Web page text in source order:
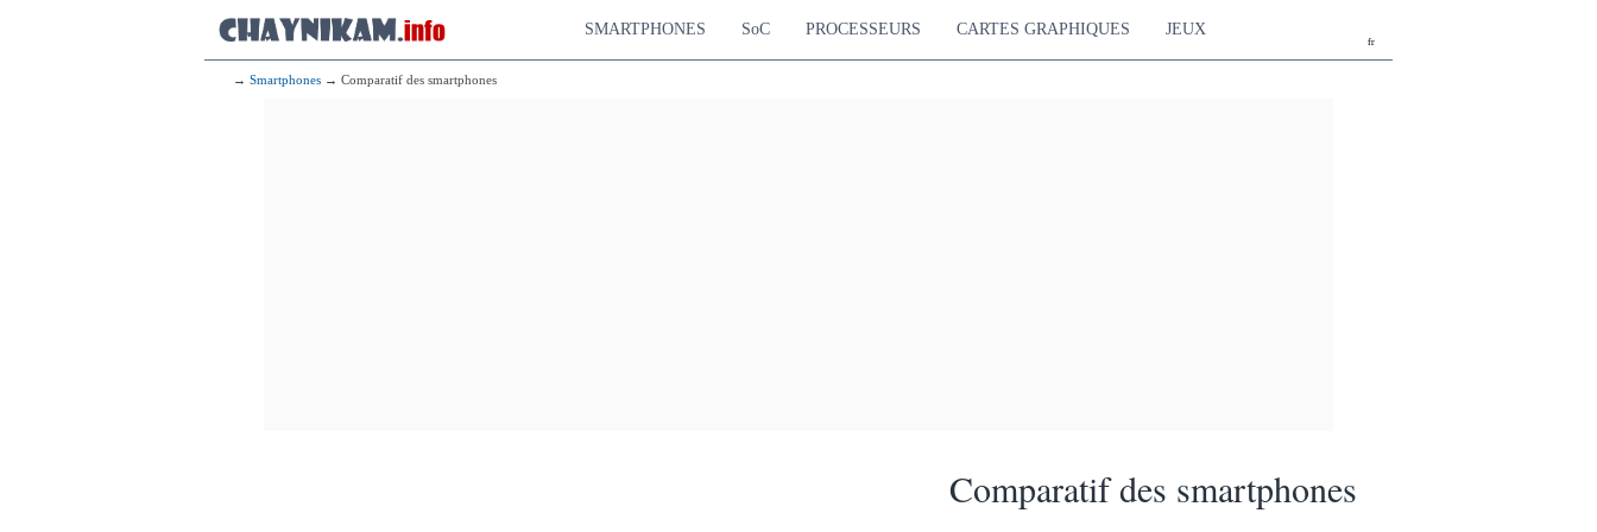
fr
SMARTPHONES SoC PROCESSEURS CARTES GRAPHIQUES JEUX
→ Smartphones → Comparatif des smartphones
Comparatif des smartphones